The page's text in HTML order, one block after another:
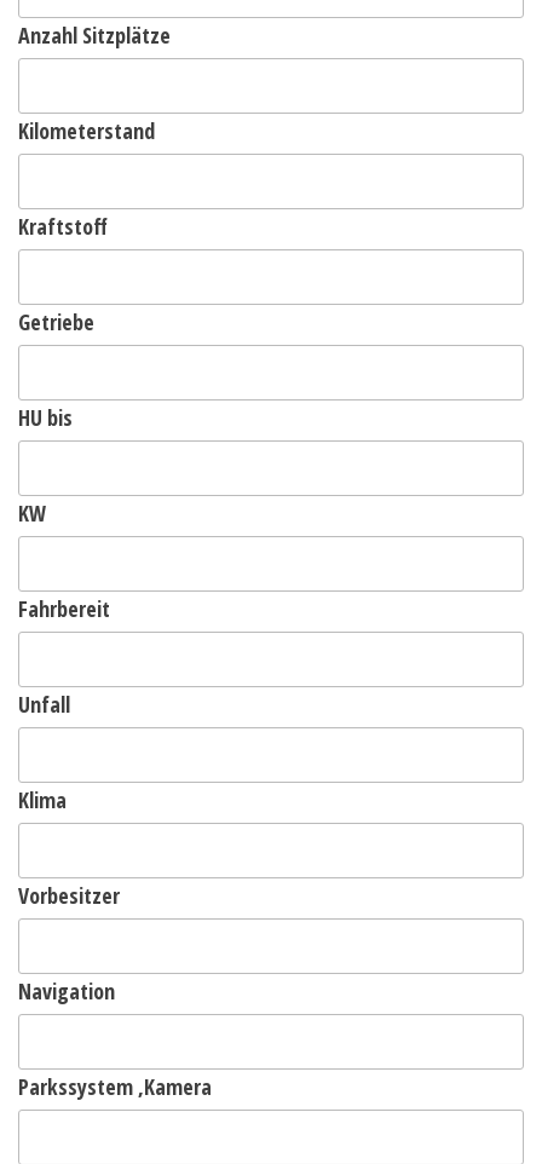
Anzahl Sitzplätze
Kilometerstand
Kraftstoff
Getriebe
HU bis
KW
Fahrbereit
Unfall
Klima
Vorbesitzer
Navigation
Parkssystem ,Kamera